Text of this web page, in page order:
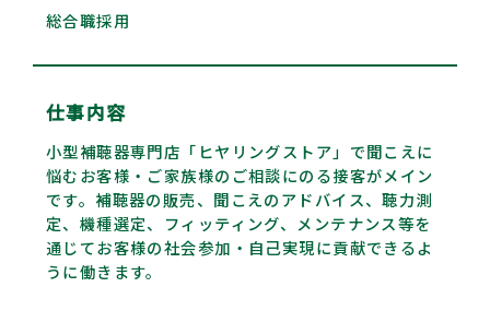
総合職採用
仕事内容
小型補聴器専門店「ヒヤリングストア」で聞こえに
悩むお客様・ご家族様のご相談にのる接客がメイン
です。補聴器の販売、聞こえのアドバイス、聴力測
定、機種選定、フィッティング、メンテナンス等を
通じてお客様の社会参加・自己実現に貢献できるよ
うに働きます。